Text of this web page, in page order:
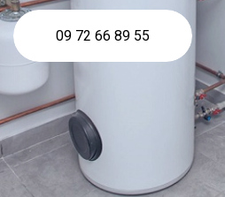
09 72 66 89 55